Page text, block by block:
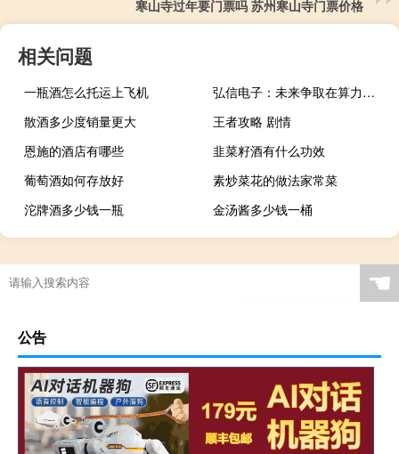
寒山寺过年要门票吗 苏州寒山寺门票价格
相关问题
一瓶酒怎么托运上飞机
弘信电子：未来争取在算力等更广泛领域拥抱H公司 目前尚未开展合作
散酒多少度销量更大
王者攻略 剧情
恩施的酒店有哪些
韭菜籽酒有什么功效
葡萄酒如何存放好
素炒菜花的做法家常菜
沱牌酒多少钱一瓶
金汤酱多少钱一桶
☚
公告